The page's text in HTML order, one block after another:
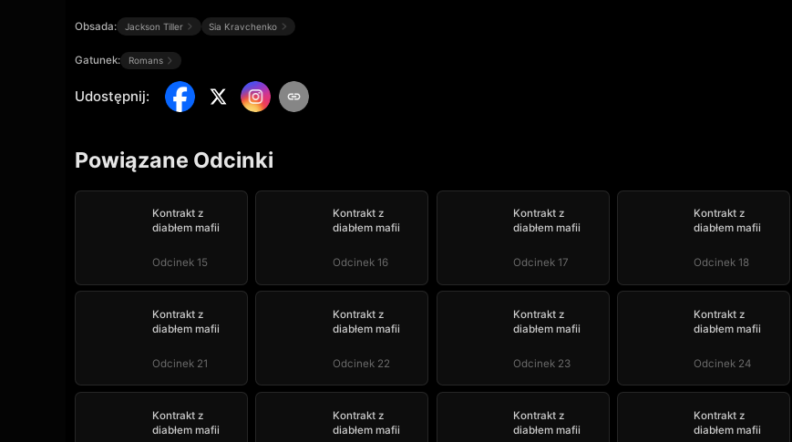
Obsada: Jackson Tiller Sia Kravchenko
Gatunek: Romans
Udostępnij:
Powiązane Odcinki
Kontrakt z
diabłem mafii
Odcinek 15
Kontrakt z
diabłem mafii
Odcinek 16
Kontrakt z
diabłem mafii
Odcinek 17
Kontrakt z
diabłem mafii
Odcinek 18
Kontrakt z
diabłem mafii
Odcinek 21
Kontrakt z
diabłem mafii
Odcinek 22
Kontrakt z
diabłem mafii
Odcinek 23
Kontrakt z
diabłem mafii
Odcinek 24
Kontrakt z
diabłem mafii
Kontrakt z
diabłem mafii
Kontrakt z
diabłem mafii
Kontrakt z
diabłem mafii